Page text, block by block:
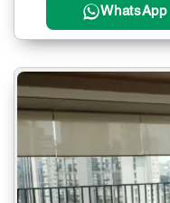
WhatsApp